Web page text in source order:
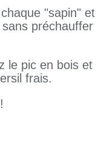
"sapin" et
préchauffer
le pic en bois et
frais.